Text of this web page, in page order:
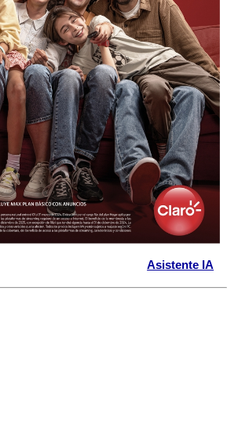
Asistente IA